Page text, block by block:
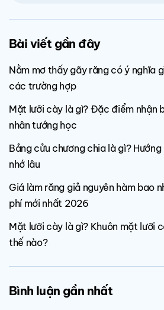
Bài viết gần đây
Nằm mơ thấy gãy răng có ý nghĩa
các trường hợp
Mặt lưỡi cày là gì? Đặc điểm nhận
nhân tướng học
Bảng cửu chương chia là gì?
nhớ lâu
Giá làm răng giả nguyên hàm bao
phí mới nhất 2026
Mặt lưỡi cày là gì? Khuôn mặt lưỡi
thế nào?
Bình luận gần nhất